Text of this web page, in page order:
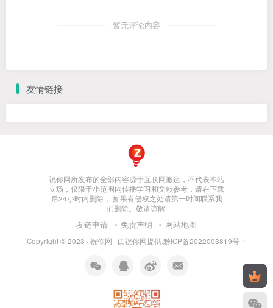
暂无评论内容
友情链接
祝你网所发布的全部内容源于互联网搬运，不代表本站
立场，仅限于小范围内传播学习和文献参考，请在下载
后24小时内删除， 如果有侵权之处请第一时间联系我
们删除。敬请谅解!
友链申请 免责声明 网站地图
Copyright © 2023 · 祝你网 · 由祝你网提供.黔ICP备2022003819号-1